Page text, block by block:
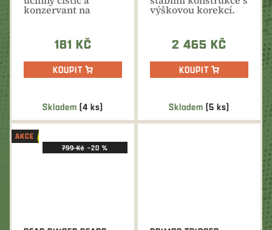
Skladem(4 ks)
konzervant na
181 KČ
KOUPIT
Skladem (5 ks)
výškovou korekcí.
2 465 KČ
KOUPIT
AKCE
799 Kč –20 %